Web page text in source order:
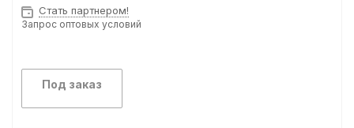
Стать партнером!
Запрос оптовых условий
Под заказ